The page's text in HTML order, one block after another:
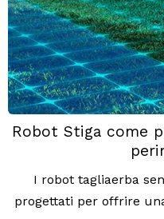
Robot Stiga come
I robot tagliaerba
progettati per offrire